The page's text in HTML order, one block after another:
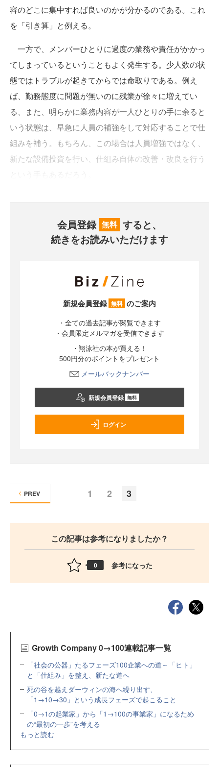
容のどこに集中すれば良いのかが分かるのである。これ
を「引き算」と例える。
一方で、メンバーひとりに過度の業務や責任がかかっ
てしまっているということもよく発生する。少人数の状
態ではトラブルが起きてからでは命取りである。例え
ば、勤務態度に問題が無いのに残業が徐々に増えてい
る、また、明らかに業務内容が一人ひとりの手に余ると
いう状態は、早急に人員の補強をして対応することで仕
組みを補う。もちろん、この場合は人員増強ではなく、
新たな設備投資を行い、仕組み自体の改善・改良を行う
会員登録 無料 すると、
続きをお読みいただけます
新規会員登録 無料 のご案内
・全ての過去記事が閲覧できます
・会員限定メルマガを受信できます
・翔泳社の本が買える！
500円分のポイントをプレゼント
メールバックナンバー
新規会員登録 無料
ログイン
1 2 3
PREV
この記事は参考になりましたか？
0 参考になった
Growth Company 0→100連載記事一覧
「社会の公器」たるフェーズ100企業への道～「ヒト」
と「仕組み」を整え、新たな道へ
死の谷を越えダーウィンの海へ繰り出す、
「1→10→30」という成長フェーズで起こること
「0→1の起業家」から「1→100の事業家」になるため
の“最初の一歩”を考える
もっと読む